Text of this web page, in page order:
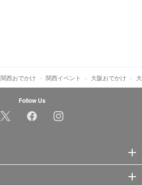
関西おでかけ 関西イベント 大阪おでかけ
Follow Us